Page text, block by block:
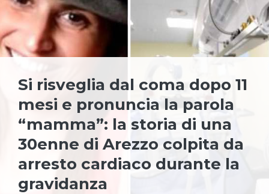
Si risveglia dal coma dopo 11
mesi e pronuncia la parola
“mamma”: la storia di una
30enne di Arezzo colpita da
arresto cardiaco durante la
gravidanza